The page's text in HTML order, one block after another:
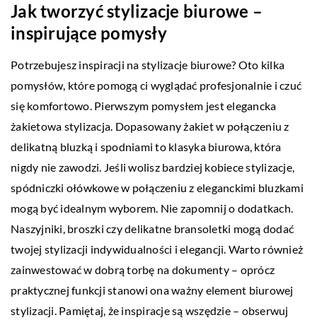
Jak tworzyć stylizacje biurowe –
inspirujące pomysły
Potrzebujesz inspiracji na stylizacje biurowe? Oto kilka
pomysłów, które pomogą ci wyglądać profesjonalnie i czuć
się komfortowo. Pierwszym pomysłem jest elegancka
żakietowa stylizacja. Dopasowany żakiet w połączeniu z
delikatną bluzką i spodniami to klasyka biurowa, która
nigdy nie zawodzi. Jeśli wolisz bardziej kobiece stylizacje,
spódniczki ołówkowe w połączeniu z eleganckimi bluzkami
mogą być idealnym wyborem. Nie zapomnij o dodatkach.
Naszyjniki, broszki czy delikatne bransoletki mogą dodać
twojej stylizacji indywidualności i elegancji. Warto również
zainwestować w dobrą torbę na dokumenty – oprócz
praktycznej funkcji stanowi ona ważny element biurowej
stylizacji. Pamiętaj, że inspiracje są wszędzie – obserwuj